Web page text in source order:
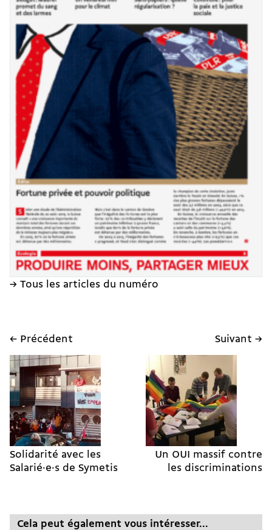
→ Tous les articles du numéro
← Précédent
Solidarité avec les
Salarié·e·s de Symetis
Suivant →
Un OUI massif contre
les discriminations
Cela peut également vous intéresser...